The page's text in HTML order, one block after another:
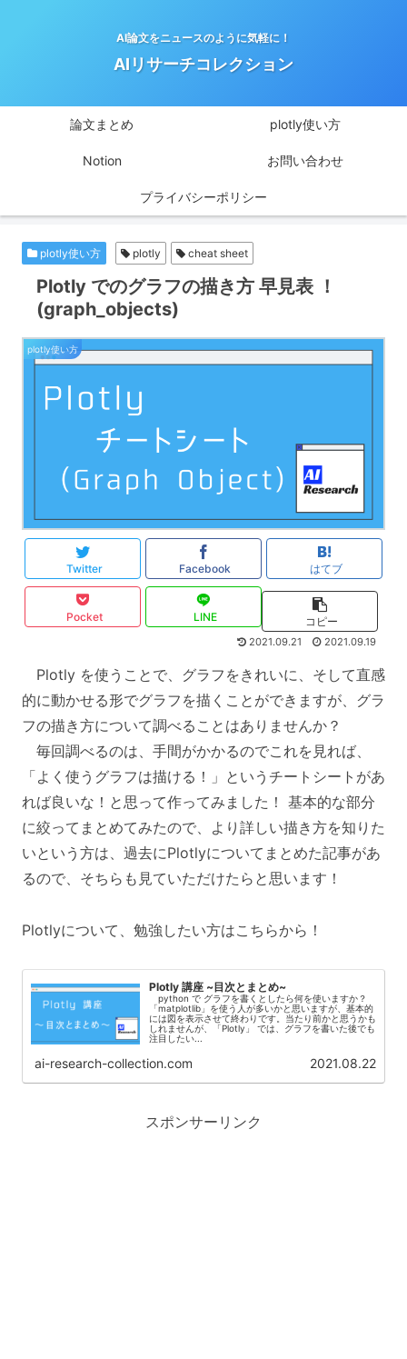
AI論文をニュースのように気軽に！
AIリサーチコレクション
論文まとめ plotly使い方
Notion お問い合わせ
プライバシーポリシー
plotly使い方 plotly cheat sheet
Plotly でのグラフの描き方 早見表 ！
(graph_objects)
plotly使い方
Twitter Facebook はてブ
Pocket LINE コピー
2021.09.21 2021.09.19
Plotly を使うことで、グラフをきれいに、そして直感
的に動かせる形でグラフを描くことができますが、グラ
フの描き方について調べることはありませんか？
毎回調べるのは、手間がかかるのでこれを見れば、
「よく使うグラフは描ける！」というチートシートがあ
れば良いな！と思って作ってみました！ 基本的な部分
に絞ってまとめてみたので、より詳しい描き方を知りた
いという方は、過去にPlotlyについてまとめた記事があ
るので、そちらも見ていただけたらと思います！
Plotlyについて、勉強したい方はこちらから！
Plotly 講座 ~目次とまとめ~
python で グラフを書くとしたら何を使いますか？
「matplotlib」を使う人が多いかと思いますが、基本的
には図を表示させて終わりです。当たり前かと思うかも
しれませんが、「Plotly」 では、グラフを書いた後でも
注目したい...
ai-research-collection.com 2021.08.22
スポンサーリンク